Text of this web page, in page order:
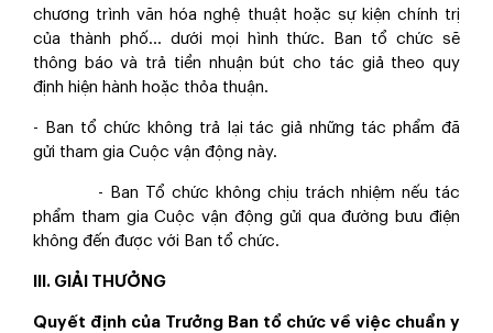
chương trình văn hóa nghệ thuật hoặc sự kiện chính trị
của thành phố... dưới mọi hình thức. Ban tổ chức sẽ
thông báo và trả tiền nhuận bút cho tác giả theo quy
định hiện hành hoặc thỏa thuận.
- Ban tổ chức không trả lại tác giả những tác phẩm đã
gửi tham gia Cuộc vận động này.
- Ban Tổ chức không chịu trách nhiệm nếu tác
phẩm tham gia Cuộc vận động gửi qua đường bưu điện
không đến được với Ban tổ chức.
III. GIẢI THƯỞNG
Quyết định của Trưởng Ban tổ chức về việc chuẩn y